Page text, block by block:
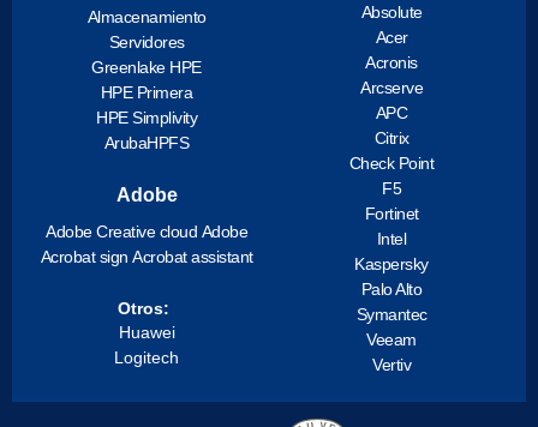
Almacenamiento
Servidores
Greenlake HPE
HPE Primera
HPE Simplivity
ArubaHPFS
Adobe
Adobe Creative cloud Adobe
Acrobat sign Acrobat assistant
Otros:
Huawei
Logitech
Absolute
Acer
Acronis
Arcserve
APC
Citrix
Check Point
F5
Fortinet
Intel
Kaspersky
Palo Alto
Symantec
Veeam
Vertiv